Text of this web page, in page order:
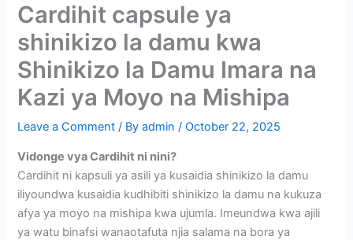
Cardihit capsule ya
shinikizo la damu kwa
Shinikizo la Damu Imara na
Kazi ya Moyo na Mishipa
Leave a Comment / Byadmin/October 22, 2025
Vidonge vya Cardihit ni nini?
Cardihit ni kapsuli ya asili ya kusaidia shinikizo la damu
iliyoundwa kusaidia kudhibiti shinikizo la damu na kukuza
afya ya moyo na mishipa kwa ujumla. Imeundwa kwa ajili
ya watu binafsi wanaotafuta njia salama na bora ya